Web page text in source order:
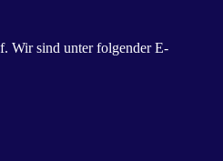
Wir sind unter folgender E-